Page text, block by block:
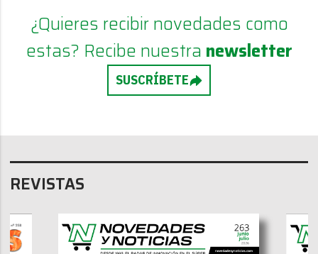
¿Quieres recibir novedades como
estas? Recibe nuestra newsletter
SUSCRÍBETE
REVISTAS